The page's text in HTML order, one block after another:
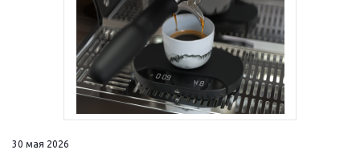
30 мая 2026